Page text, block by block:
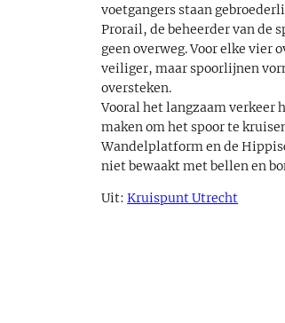
voetgangers staan
Prorail, de beheerder van de
geen overweg. Voor elke
veiliger, maar spoorlijnen
oversteken.
Vooral het langzaam verkeer
maken om het spoor te
Wandelplatform en de
niet bewaakt met bellen en
Uit:Kruispunt Utrecht